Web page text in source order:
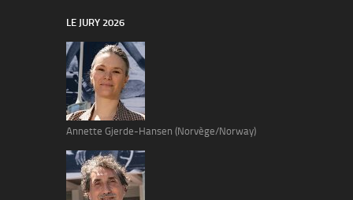
LE JURY 2026
Annette Gjerde-Hansen (Norvège/Norway)